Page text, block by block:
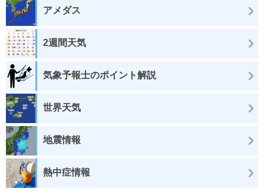
アメダス
2週間天気
気象予報士のポイント解説
世界天気
地震情報
熱中症情報